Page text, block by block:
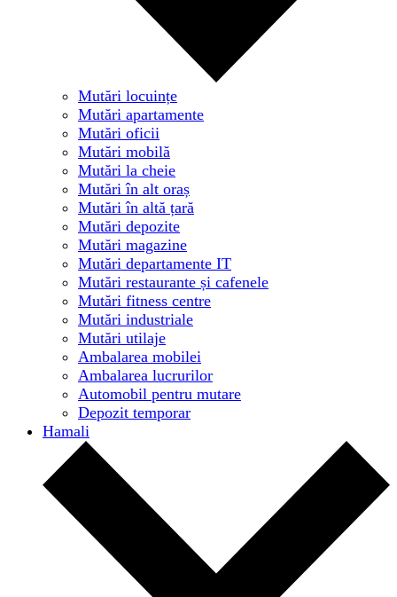
Mutări locuințe
Mutări apartamente
Mutări oficii
Mutări mobilă
Mutări la cheie
Mutări în alt oraș
Mutări în altă țară
Mutări depozite
Mutări magazine
Mutări departamente IT
Mutări restaurante și cafenele
Mutări fitness centre
Mutări industriale
Mutări utilaje
Ambalarea mobilei
Ambalarea lucrurilor
Automobil pentru mutare
Depozit temporar
Hamali